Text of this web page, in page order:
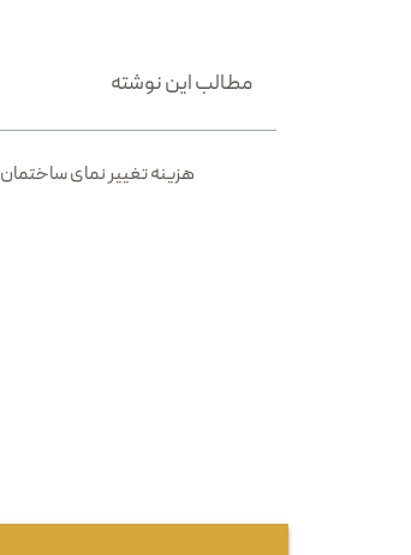
مطالب این نوشته
هزینه تغییر نمای ساختمان